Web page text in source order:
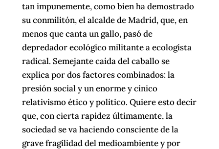
tan impunemente, como bien ha demostrado
su conmilitón, el alcalde de Madrid, que, en
menos que canta un gallo, pasó de
depredador ecológico militante a ecologista
radical. Semejante caída del caballo se
explica por dos factores combinados: la
presión social y un enorme y cínico
relativismo ético y político. Quiere esto decir
que, con cierta rapidez últimamente, la
sociedad se va haciendo consciente de la
grave fragilidad del medioambiente y por